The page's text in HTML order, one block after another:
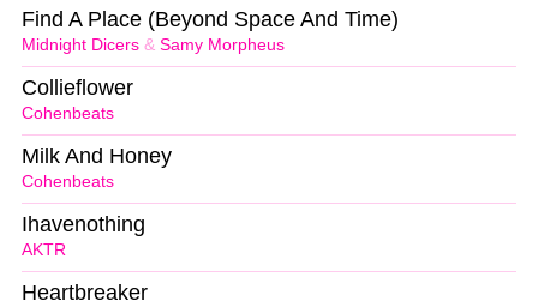
Midnight Dicers & Samy Morpheus
Find A Place (Beyond Space And Time)
Cohenbeats
Collieflower
Cohenbeats
Milk And Honey
AKTR
Ihavenothing
Heartbreaker